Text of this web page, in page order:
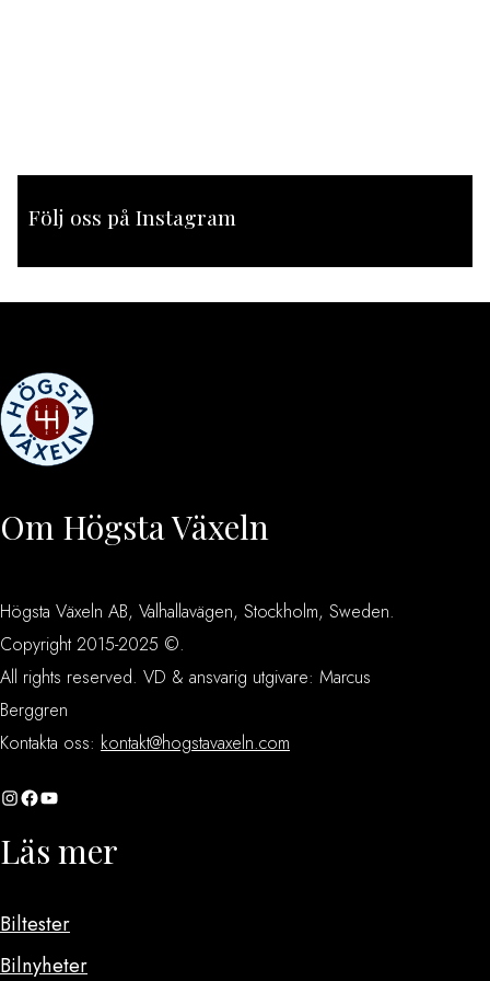
Följ oss på Instagram
Om Högsta Växeln
Högsta Växeln AB, Valhallavägen, Stockholm, Sweden.
Copyright 2015-2025 ©.
All rights reserved. VD & ansvarig utgivare: Marcus
Berggren
Kontakta oss: kontakt@hogstavaxeln.com
InstagramFacebook YouTube
Läs mer
Biltester
Bilnyheter